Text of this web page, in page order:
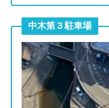
中木第３駐車場